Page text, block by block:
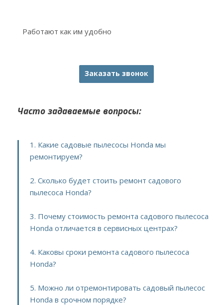
Работают как им удобно
Заказать звонок
Часто задаваемые вопросы:
1. Какие садовые пылесосы Honda мы
ремонтируем?
2. Сколько будет стоить ремонт садового
пылесоса Honda?
3. Почему стоимость ремонта садового пылесоса
Honda отличается в сервисных центрах?
4. Каковы сроки ремонта садового пылесоса
Honda?
5. Можно ли отремонтировать садовый пылесос
Honda в срочном порядке?